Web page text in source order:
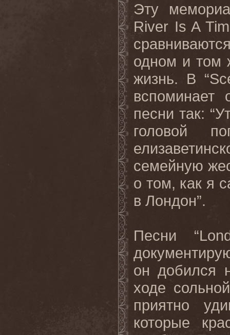
Эту
River Is A
одном и том
жизнь. В
вспоминает
песни так:
головой
семейную
о том, как я
в Лондон”.
Песни “
он добился
ходе
приятно
которые